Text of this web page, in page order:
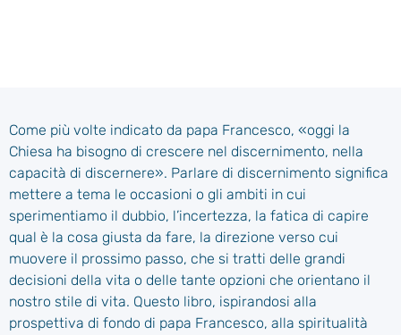
Come più volte indicato da papa Francesco, «oggi la
Chiesa ha bisogno di crescere nel discernimento, nella
capacità di discernere». Parlare di discernimento significa
mettere a tema le occasioni o gli ambiti in cui
sperimentiamo il dubbio, l’incertezza, la fatica di capire
qual è la cosa giusta da fare, la direzione verso cui
muovere il prossimo passo, che si tratti delle grandi
decisioni della vita o delle tante opzioni che orientano il
nostro stile di vita. Questo libro, ispirandosi alla
prospettiva di fondo di papa Francesco, alla spiritualità